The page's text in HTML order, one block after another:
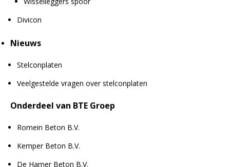
Divicon
Nieuws
Stelconplaten
Veelgestelde vragen over stelconplaten
Onderdeel van BTE Groep
Romein Beton B.V.
Kemper Beton B.V.
De Hamer Beton B.V.